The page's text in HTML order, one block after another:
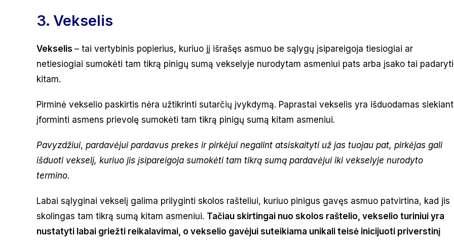
3. Vekselis
Vekselis – tai vertybinis popierius, kuriuo jį išrašęs asmuo be sąlygų įsipareigoja tiesiogiai ar
netiesiogiai sumokėti tam tikrą pinigų sumą vekselyje nurodytam asmeniui pats arba įsako tai padaryti
kitam.
Pirminė vekselio paskirtis nėra užtikrinti sutarčių įvykdymą. Paprastai vekselis yra išduodamas siekiant
įforminti asmens prievolę sumokėti tam tikrą pinigų sumą kitam asmeniui.
Pavyzdžiui, pardavėjui pardavus prekes ir pirkėjui negalint atsiskaityti už jas tuojau pat, pirkėjas gali
išduoti vekselį, kuriuo jis įsipareigoja sumokėti tam tikrą sumą pardavėjui iki vekselyje nurodyto
termino.
Labai sąlyginai vekselį galima prilyginti skolos rašteliui, kuriuo pinigus gavęs asmuo patvirtina, kad jis
skolingas tam tikrą sumą kitam asmeniui. Tačiau skirtingai nuo skolos raštelio, vekselio turiniui yra
nustatyti labai griežti reikalavimai, o vekselio gavėjui suteikiama unikali teisė inicijuoti priverstinį